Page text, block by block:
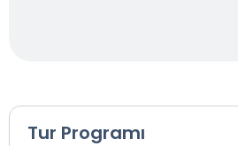
Tur Programı